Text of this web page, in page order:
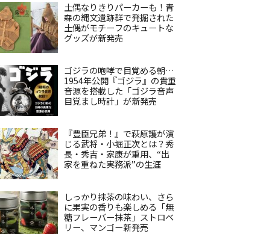
土偶なりきりパーカーも！青
森の縄文遺跡群で発掘された
土偶がモチーフのキュートな
グッズが新発売
ゴジラの咆哮で目覚める朝…
1954年公開『ゴジラ』の貴重
音源を搭載した「ゴジラ音声
目覚まし時計」が新発売
『豊臣兄弟！』で萩原護が演
じる武将・小堀正次とは？秀
長・秀吉・家康が重用、“出
家を重ねた実務派”の生涯
しっかり抹茶の味わい、さら
に果実の香りも楽しめる「無
糖フレーバー抹茶」ストロベ
リー、マンゴー新発売